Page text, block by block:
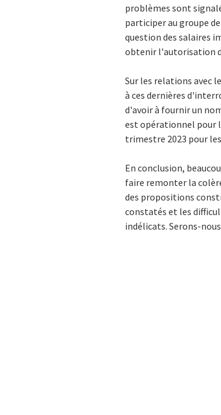
problèmes sont
participer au groupe
question des salaires
obtenir l'autorisation
Sur les relations avec
à ces dernières
d'avoir à fournir un
est opérationnel pour
trimestre 2023 pour
En conclusion,
faire remonter la
des propositions
constatés et les
indélicats. Serons-